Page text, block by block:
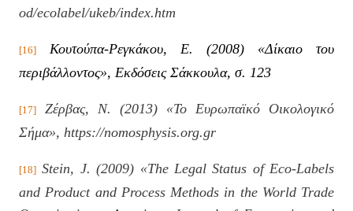
od/ecolabel/ukeb/index.htm
[16] Κουτούπα-Ρεγκάκου, Ε. (2008) «Δίκαιο του
περιβάλλοντος», Εκδόσεις Σάκκουλα, σ. 123
[17]
Ζέρβας, Ν. (2013) «Το Ευρωπαϊκό Οικολογικό
Σήμα», https://nomosphysis.org.gr
[18] Stein, J. (2009) «The Legal Status of Eco-Labels
and Product and Process Methods in the World Trade